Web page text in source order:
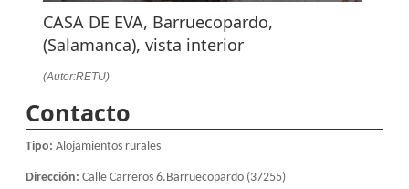
CASA DE EVA, Barruecopardo,
(Salamanca), vista interior
(Autor:RETU)
Contacto
Tipo:Alojamientos rurales
Dirección:Calle Carreros 6.Barruecopardo (37255)